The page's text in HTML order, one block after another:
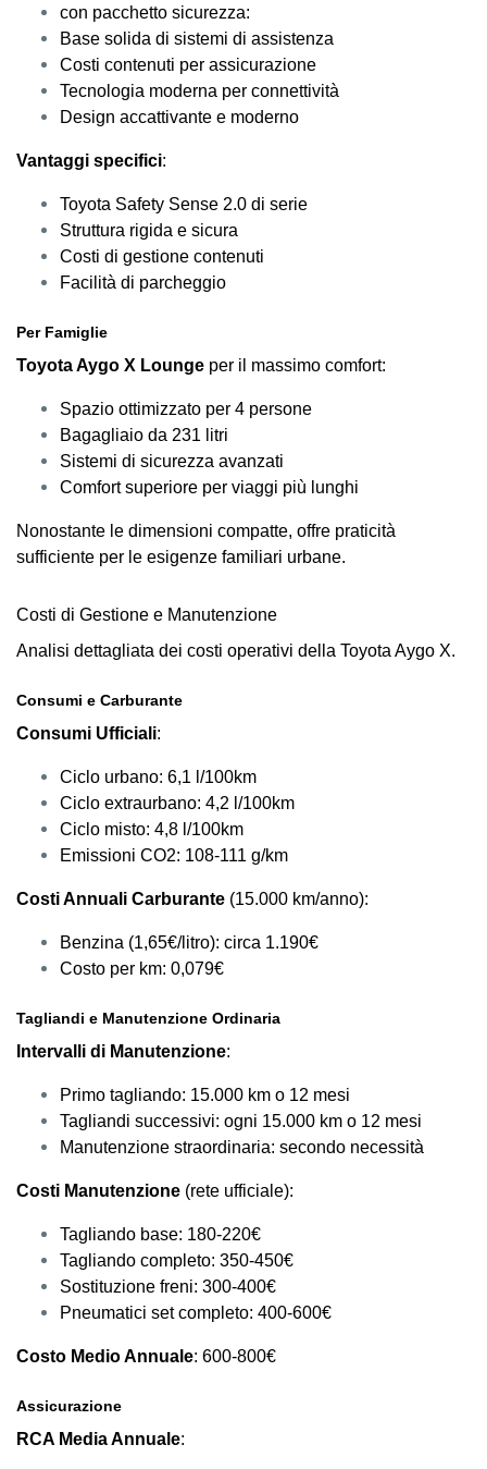
con pacchetto sicurezza:
Base solida di sistemi di assistenza
Costi contenuti per assicurazione
Tecnologia moderna per connettività
Design accattivante e moderno
Vantaggi specifici:
Toyota Safety Sense 2.0 di serie
Struttura rigida e sicura
Costi di gestione contenuti
Facilità di parcheggio
Per Famiglie
Toyota Aygo X Lounge per il massimo comfort:
Spazio ottimizzato per 4 persone
Bagagliaio da 231 litri
Sistemi di sicurezza avanzati
Comfort superiore per viaggi più lunghi
Nonostante le dimensioni compatte, offre praticità
sufficiente per le esigenze familiari urbane.
Costi di Gestione e Manutenzione
Analisi dettagliata dei costi operativi della Toyota Aygo X.
Consumi e Carburante
Consumi Ufficiali:
Ciclo urbano: 6,1 l/100km
Ciclo extraurbano: 4,2 l/100km
Ciclo misto: 4,8 l/100km
Emissioni CO2: 108-111 g/km
Costi Annuali Carburante (15.000 km/anno):
Benzina (1,65€/litro): circa 1.190€
Costo per km: 0,079€
Tagliandi e Manutenzione Ordinaria
Intervalli di Manutenzione:
Primo tagliando: 15.000 km o 12 mesi
Tagliandi successivi: ogni 15.000 km o 12 mesi
Manutenzione straordinaria: secondo necessità
Costi Manutenzione (rete ufficiale):
Tagliando base: 180-220€
Tagliando completo: 350-450€
Sostituzione freni: 300-400€
Pneumatici set completo: 400-600€
Costo Medio Annuale: 600-800€
Assicurazione
RCA Media Annuale: